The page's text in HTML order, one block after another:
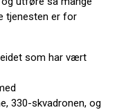
tjenesten er for
som har vært
330-skvadronen, og